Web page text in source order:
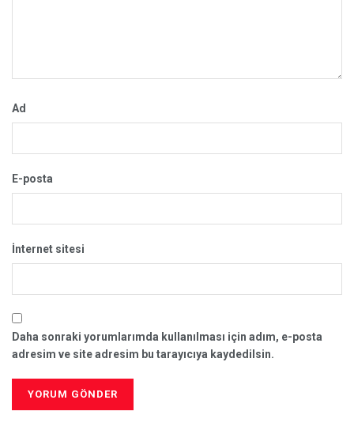
Ad
E-posta
İnternet sitesi
Daha sonraki yorumlarımda kullanılması için adım, e-posta
adresim ve site adresim bu tarayıcıya kaydedilsin.